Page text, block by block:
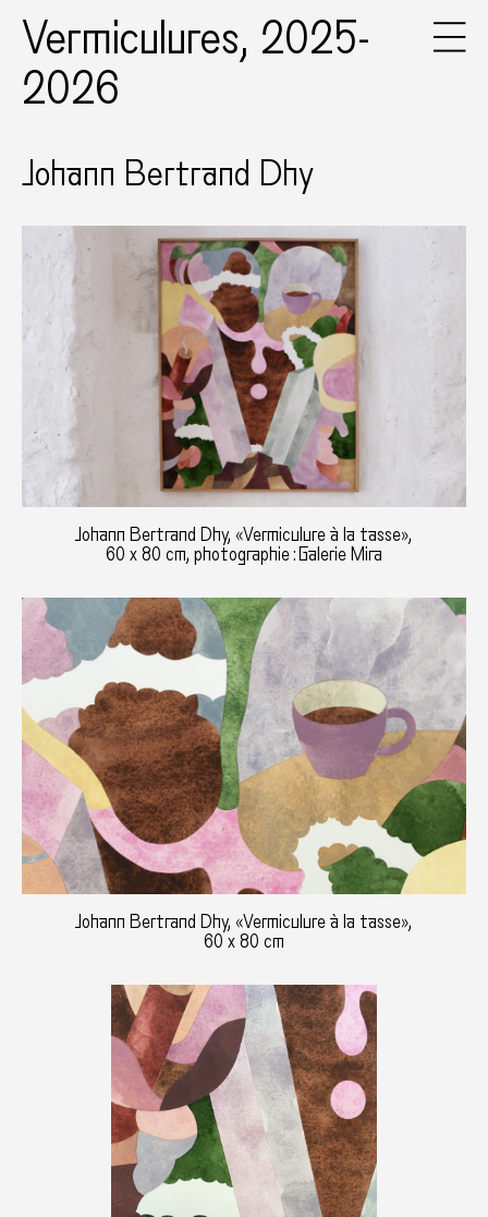
Vermiculures, 2025-
2026
Johann Bertrand Dhy
Johann Bertrand Dhy, «Vermiculure à la tasse»,
60 x 80 cm, photographie : Galerie Mira
Johann Bertrand Dhy, «Vermiculure à la tasse»,
60 x 80 cm